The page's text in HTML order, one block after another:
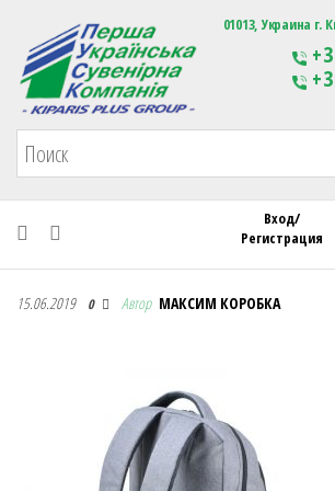
Первая Украинская Сувенирная01013, Украина г.
Вход/
Регистрация
Первая Украинская Сувенирная
15.06.2019 0 Автор МАКСИМ КОРОБКА